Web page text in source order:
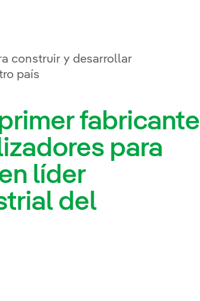
construir y desarrollar
país
fabricante
para
líder
del